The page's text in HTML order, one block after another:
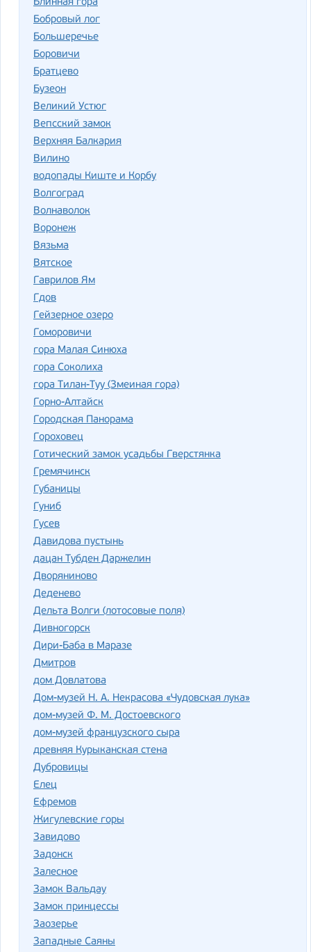
Блинная гора
Бобровый лог
Большеречье
Боровичи
Братцево
Бузеон
Великий Устюг
Вепсский замок
Верхняя Балкария
Вилино
водопады Киште и Корбу
Волгоград
Волнаволок
Воронеж
Вязьма
Вятское
Гаврилов Ям
Гдов
Гейзерное озеро
Гоморовичи
гора Малая Синюха
гора Соколиха
гора Тилан-Туу (Змеиная гора)
Горно-Алтайск
Городская Панорама
Гороховец
Готический замок усадьбы Гверстянка
Гремячинск
Губаницы
Гуниб
Гусев
Давидова пустынь
дацан Тубден Даржелин
Дворяниново
Деденево
Дельта Волги (лотосовые поля)
Дивногорск
Дири-Баба в Маразе
Дмитров
дом Довлатова
Дом-музей Н. А. Некрасова «Чудовская лука»
дом-музей Ф. М. Достоевского
дом-музей французского сыра
древняя Курыканская стена
Дубровицы
Елец
Ефремов
Жигулевские горы
Завидово
Задонск
Залесное
Замок Вальдау
Замок принцессы
Заозерье
Западные Саяны